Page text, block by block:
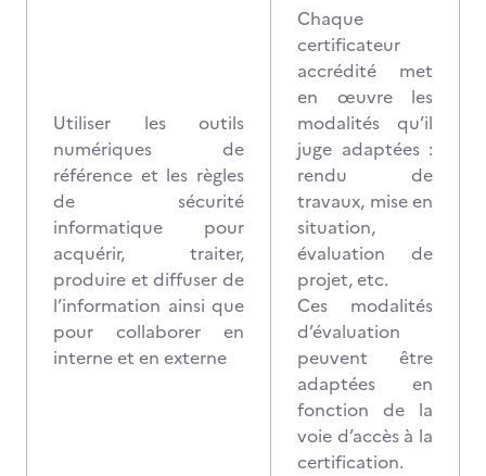
Utiliser les outils
numériques de
référence et les règles
de sécurité
informatique pour
acquérir, traiter,
produire et diffuser de
l’information ainsi que
pour collaborer en
interne et en externe
Chaque
certificateur
accrédité met
en œuvre les
modalités qu’il
juge adaptées :
rendu de
travaux, mise en
situation,
évaluation de
projet, etc.
Ces modalités
d’évaluation
peuvent être
adaptées en
fonction de la
voie d’accès à la
certification.